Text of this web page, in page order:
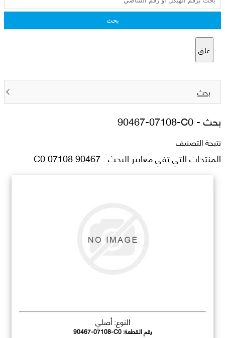
بحث
غلق
بحث
بحث -90467-07108-C0
نتيجة التصنيف
المنتجات التي تفي معايير البحث : 90467 07108 C0
النوع: أصلي
رقم القطعة:90467-07108-C0